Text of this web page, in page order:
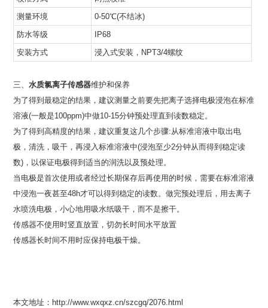
测量环境
0-50℃(不结冰)
防水等级
IP68
安装方式
浸入式安装，NPT3/4螺纹
三、 水质氯离子传感器维护和保养
为了得到最稳定的结果，建议测量之前要先把离子选择电极浸泡在标准
溶液(一般是100ppm)中做10-15分钟预处理直到读数稳定。
为了得到高精度的结果，建议重复这几个步骤:从标准溶液中取出电
极，清洗，吸干，再浸入标准溶液中(浸泡至少2分钟从而得到稳定读
数)，以保证电极得到适当的润洗以及预处理。
当电极是首次使用或者经过长期保存后再使用的时候，需要在标准溶液
中浸泡一夜甚至48h才可以得到稳定的读数。做完预处理后，用去离子
水喷洗电极，小心地用吸水纸吸干，而不是擦干。
传感器不使用时竖直放置，切勿长时间水平放置
传感器长时间不用时应保持电极干燥。
本文地址：http://www.wxqxz.cn/szcgq/2076.html